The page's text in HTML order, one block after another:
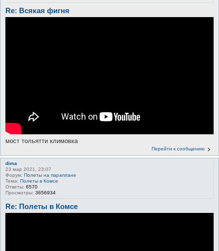
Re: Всякая фигня
мост тольятти климовка
Перейти к сообщению
dima
23 мар 2021, 23:07
Форум: Полеты на параплане
Тема: Полеты в Комсе
Ответы: 6570
Просмотры: 3656934
Re: Полеты в Комсе